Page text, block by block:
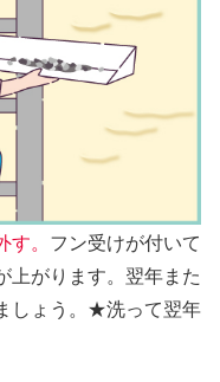
。 フン受けが付いて
上がります。翌年また
しょう。★洗って翌年